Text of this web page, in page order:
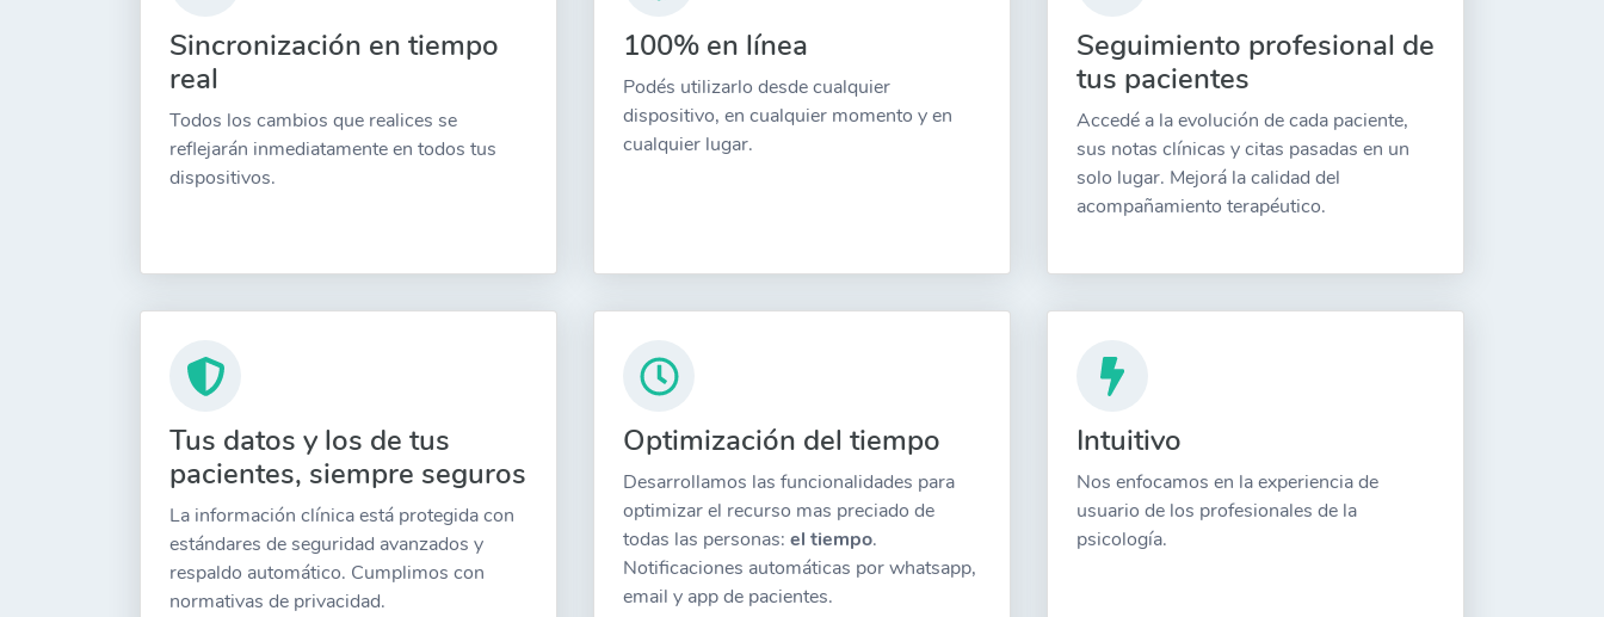
Sincronización en tiempo
real
Todos los cambios que realices se
reflejarán inmediatamente en todos tus
dispositivos.
100% en línea
Podés utilizarlo desde cualquier
dispositivo, en cualquier momento y en
cualquier lugar.
Seguimiento profesional de
tus pacientes
Accedé a la evolución de cada paciente,
sus notas clínicas y citas pasadas en un
solo lugar. Mejorá la calidad del
acompañamiento terapéutico.
Tus datos y los de tus
pacientes, siempre seguros
La información clínica está protegida con
estándares de seguridad avanzados y
respaldo automático. Cumplimos con
normativas de privacidad.
Optimización del tiempo
Desarrollamos las funcionalidades para
optimizar el recurso mas preciado de
todas las personas: el tiempo.
Notificaciones automáticas por whatsapp,
email y app de pacientes.
Intuitivo
Nos enfocamos en la experiencia de
usuario de los profesionales de la
psicología.